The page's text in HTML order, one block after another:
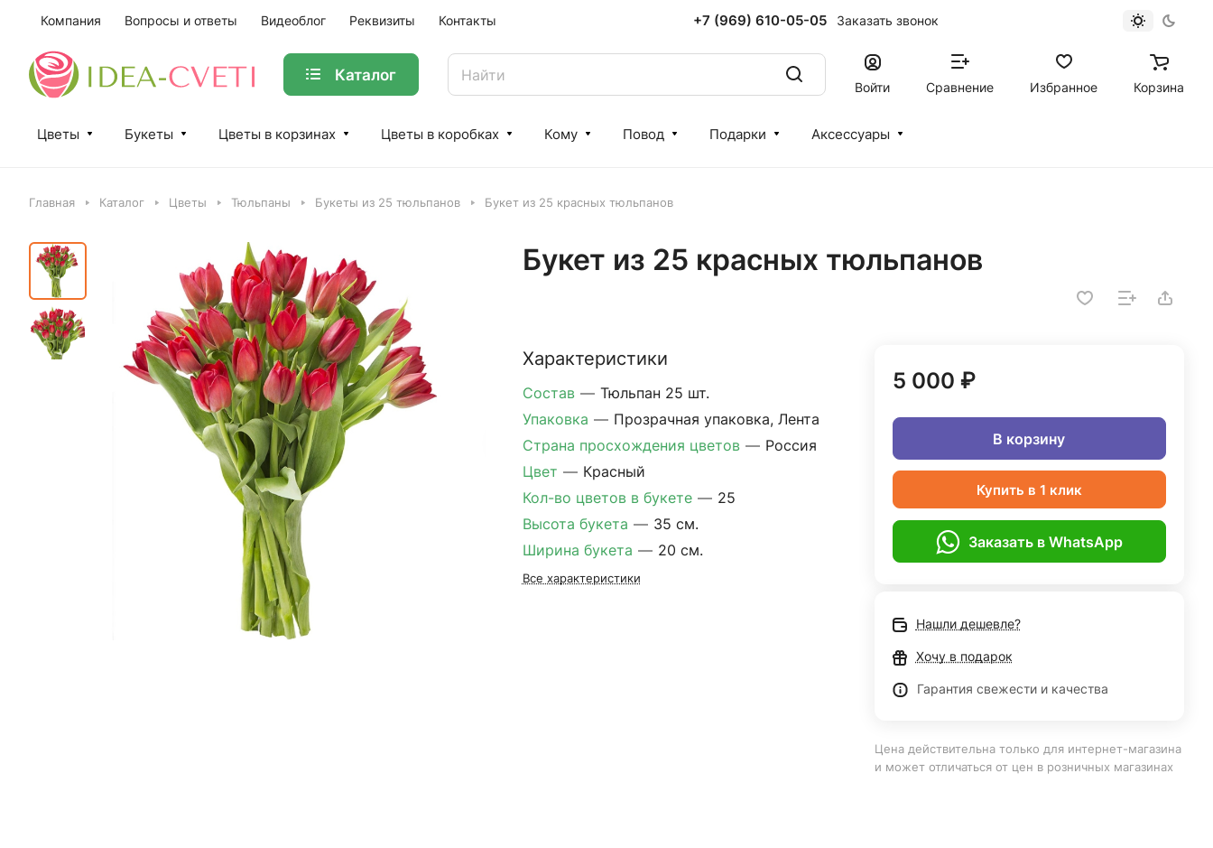
Компания Вопросы и ответы Видеоблог Реквизиты Контакты +7 (969) 610-05-05 Заказать звонок
Каталог
Войти Сравнение Избранное Корзина
Цветы Букеты Цветы в корзинах Цветы в коробках Кому Повод Подарки Аксессуары
Главная Каталог Цветы Тюльпаны Букеты из 25 тюльпанов Букет из 25 красных тюльпанов
Букет из 25 красных тюльпанов
Характеристики
Состав — Тюльпан 25 шт.
Упаковка — Прозрачная упаковка, Лента
Страна просхождения цветов — Россия
Цвет — Красный
Кол-во цветов в букете — 25
Высота букета — 35 см.
Ширина букета — 20 см.
Все характеристики
5 000 ₽
В корзину
Купить в 1 клик
Заказать в WhatsApp
Нашли дешевле?
Хочу в подарок
Гарантия свежести и качества
Цена действительна только для интернет-магазина
и может отличаться от цен в розничных магазинах